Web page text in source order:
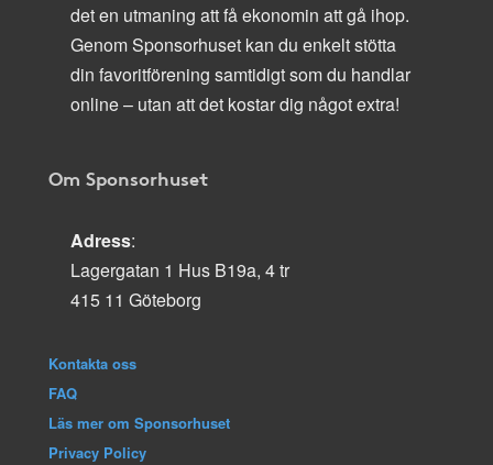
det en utmaning att få ekonomin att gå ihop.
Genom Sponsorhuset kan du enkelt stötta
din favoritförening samtidigt som du handlar
online – utan att det kostar dig något extra!
Om Sponsorhuset
Adress:
Lagergatan 1 Hus B19a, 4 tr
415 11 Göteborg
Kontakta oss
FAQ
Läs mer om Sponsorhuset
Privacy Policy